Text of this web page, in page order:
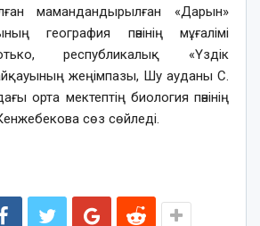
мамандандырылған «Дарын»
география пәнінің мұғалімі
республикалық «Үздік
жеңімпазы, Шу ауданы С.
орта мектептің биология пәнінің
сөз сөйледі.